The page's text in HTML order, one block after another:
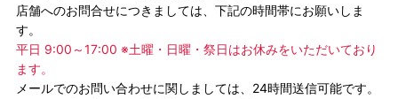
店舗へのお問合せにつきましては、下記の時間帯にお願いしま
す。
平日 9:00～17:00 ※土曜・日曜・祭日はお休みをいただいており
ます。
メールでのお問い合わせに関しましては、24時間送信可能です。